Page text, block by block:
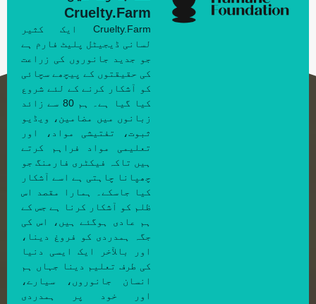
Cruelty.Farm
Cruelty.Farm ایک کثیر
لسانی ڈیجیٹل پلیٹ فارم ہے
جو جدید جانوروں کی زراعت
کی حقیقتوں کے پیچھے سچائی
کو آشکار کرنے کے لئے شروع
کیا گیا ہے۔ ہم 80 سے زائد
زبانوں میں مضامین، ویڈیو
ثبوت، تفتیشی مواد، اور
تعلیمی مواد فراہم کرتے
ہیں تاکہ فیکٹری فارمنگ جو
چھپانا چاہتی ہے اسے آشکار
کیا جاسکے۔ ہمارا مقصد اس
ظلم کو آشکار کرنا ہے جس کے
ہم عادی ہوگئے ہیں، اس کی
جگہ ہمدردی کو فروغ دینا،
اور بالآخر ایک ایسی دنیا
کی طرف تعلیم دینا جہاں ہم
انسان جانوروں، سیارے،
اور خود پر ہمدردی